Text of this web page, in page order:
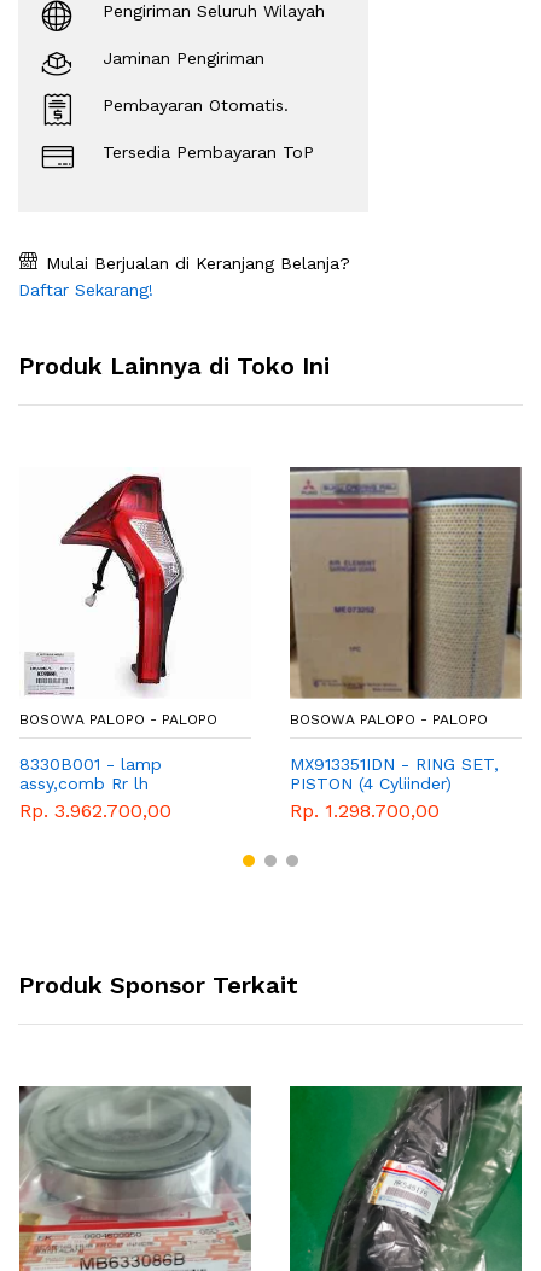
Pengiriman Seluruh Wilayah
Jaminan Pengiriman
Pembayaran Otomatis.
Tersedia Pembayaran ToP
Mulai Berjualan di Keranjang Belanja?
Daftar Sekarang!
Produk Lainnya di Toko Ini
BOSOWA PALOPO - PALOPO
8330B001 - lamp
assy,comb Rr lh
Rp. 3.962.700,00
BOSOWA PALOPO - PALOPO
MX913351IDN - RING SET,
PISTON (4 Cyliinder)
Rp. 1.298.700,00
Produk Sponsor Terkait